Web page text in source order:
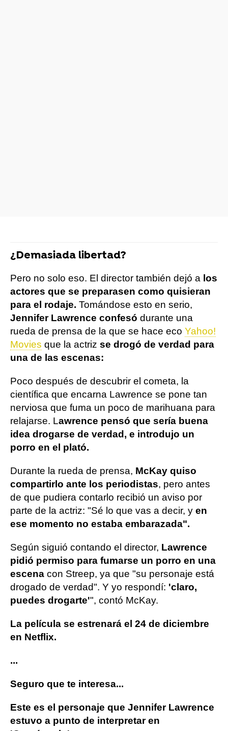
¿Demasiada libertad?
Pero no solo eso. El director también dejó a los
actores que se preparasen como quisieran
para el rodaje. Tomándose esto en serio,
Jennifer Lawrence confesó durante una
rueda de prensa de la que se hace eco Yahoo!
Movies que la actriz se drogó de verdad para
una de las escenas:
Poco después de descubrir el cometa, la
científica que encarna Lawrence se pone tan
nerviosa que fuma un poco de marihuana para
relajarse. Lawrence pensó que sería buena
idea drogarse de verdad, e introdujo un
porro en el plató.
Durante la rueda de prensa, McKay quiso
compartirlo ante los periodistas, pero antes
de que pudiera contarlo recibió un aviso por
parte de la actriz: "Sé lo que vas a decir, y en
ese momento no estaba embarazada".
Según siguió contando el director, Lawrence
pidió permiso para fumarse un porro en una
escena con Streep, ya que "su personaje está
drogado de verdad". Y yo respondí: 'claro,
puedes drogarte'", contó McKay.
La película se estrenará el 24 de diciembre
en Netflix.
...
Seguro que te interesa...
Este es el personaje que Jennifer Lawrence
estuvo a punto de interpretar en